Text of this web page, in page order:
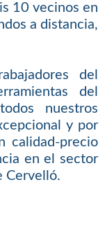
10 vecinos en
a distancia,
del
del
nuestros
y por
calidad-precio
en el sector
Cervelló.